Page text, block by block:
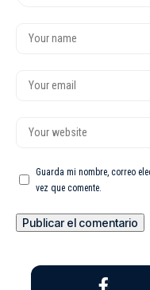
Guarda mi nombre, correo
vez que comente.